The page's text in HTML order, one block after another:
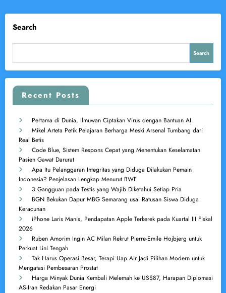
Search
Search
Recent Posts
Pertama di Dunia, Ilmuwan Ciptakan Virus dengan Bantuan AI
Mikel Arteta Petik Pelajaran Berharga Meski Arsenal Tumbang dari
Real Betis
Code Blue, Sistem Respons Cepat yang Menentukan Keselamatan
Pasien Gawat Darurat
Apa Itu Pelanggaran Integritas yang Diduga Dilakukan Pemain
Indonesia? Penjelasan Lengkap Menurut BWF
3 Gangguan pada Testis yang Wajib Diketahui Setiap Pria
BGN Bekukan Dapur MBG Semarang usai Ratusan Siswa Diduga
Keracunan
iPhone Laris Manis, Pendapatan Apple Terkerek pada Kuartal III Fiskal
2026
Ruben Amorim Ingin AC Milan Rekrut Pierre-Emile Hojbjerg untuk
Perkuat Lini Tengah
Tak Harus Operasi Besar, Terapi Uap Air Jadi Pilihan Modern untuk
Mengatasi Pembesaran Prostat
Harga Minyak Dunia Kembali Melemah ke US$87, Harapan Diplomasi
AS-Iran Redakan Pasar Energi